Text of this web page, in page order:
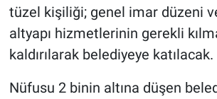
tüzel kişiliği; genel imar düzeni
altyapı hizmetlerinin gerekli
kaldırılarak belediyeye katılacak.
Nüfusu 2 binin altına düşen